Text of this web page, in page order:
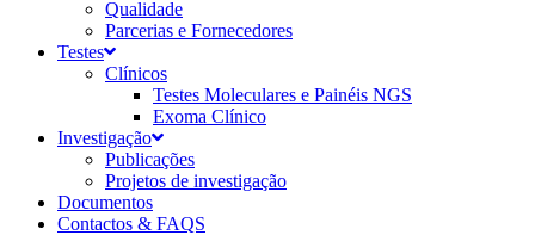
Qualidade
Parcerias e Fornecedores
Testes
Clínicos
Testes Moleculares e Painéis NGS
Exoma Clínico
Investigação
Publicações
Projetos de investigação
Documentos
Contactos & FAQS